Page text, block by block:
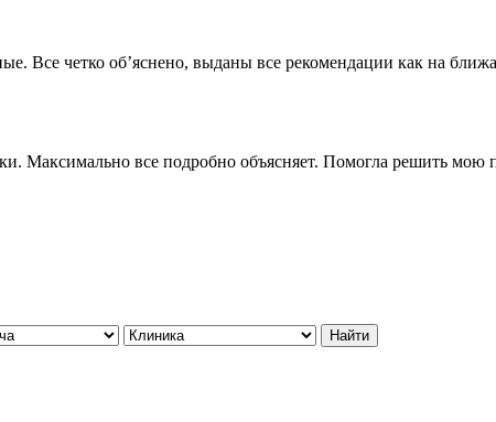
Все четко об’яснено, выданы все рекомендации как на
Максимально все подробно объясняет. Помогла решить мою